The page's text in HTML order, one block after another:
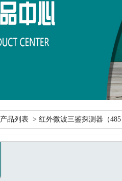
产品列表 > 红外微波三鉴探测器（